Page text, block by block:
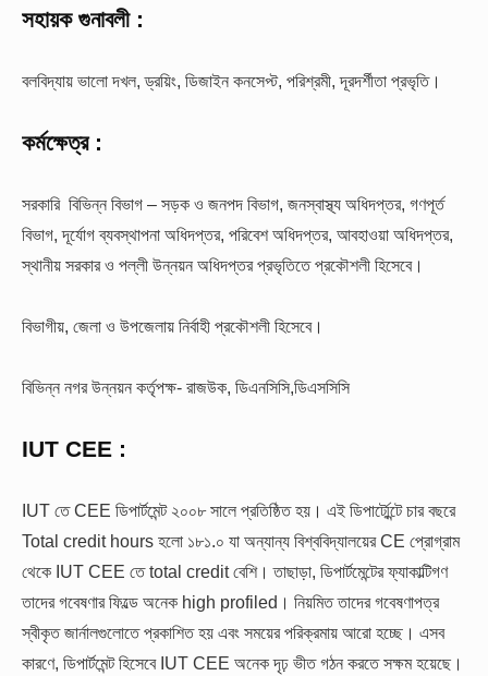
সহায়ক গুনাবলী :
বলবিদ্যায় ভালো দখল, ড্রয়িং, ডিজাইন কনসেপ্ট, পরিশ্রমী, দূরদর্শীতা প্রভৃতি।
কর্মক্ষেত্র :
সরকারি বিভিন্ন বিভাগ – সড়ক ও জনপদ বিভাগ, জনস্বাস্থ্য অধিদপ্তর, গণপূর্ত
বিভাগ, দূর্যোগ ব্যবস্থাপনা অধিদপ্তর, পরিবেশ অধিদপ্তর, আবহাওয়া অধিদপ্তর,
স্থানীয় সরকার ও পল্লী উন্নয়ন অধিদপ্তর প্রভৃতিতে প্রকৌশলী হিসেবে।
বিভাগীয়, জেলা ও উপজেলায় নির্বাহী প্রকৌশলী হিসেবে।
বিভিন্ন নগর উন্নয়ন কর্তৃপক্ষ- রাজউক, ডিএনসিসি,ডিএসসিসি
IUT CEE :
IUT তে CEE ডিপার্টমেন্ট ২০০৮ সালে প্রতিষ্ঠিত হয়। এই ডিপার্ট্মেন্টে চার বছরে
Total credit hours হলো ১৮১.০ যা অন্যান্য বিশ্ববিদ্যালয়ের CE প্রোগ্রাম
থেকে IUT CEE তে total credit বেশি। তাছাড়া, ডিপার্টমেন্টের ফ্যাকাল্টিগণ
তাদের গবেষণার ফিল্ডে অনেক high profiled। নিয়মিত তাদের গবেষণাপত্র
স্বীকৃত জার্নালগুলোতে প্রকাশিত হয় এবং সময়ের পরিক্রমায় আরো হচ্ছে। এসব
কারণে, ডিপার্টমেন্ট হিসেবে IUT CEE অনেক দৃঢ় ভীত গঠন করতে সক্ষম হয়েছে।